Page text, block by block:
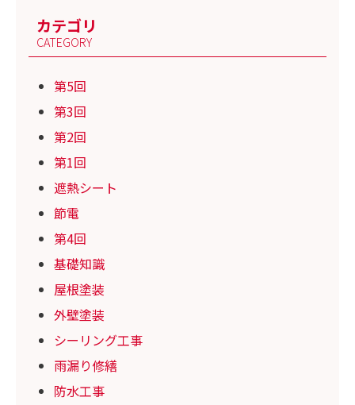
カテゴリ
CATEGORY
第5回
第3回
第2回
第1回
遮熱シート
節電
第4回
基礎知識
屋根塗装
外壁塗装
シーリング工事
雨漏り修繕
防水工事